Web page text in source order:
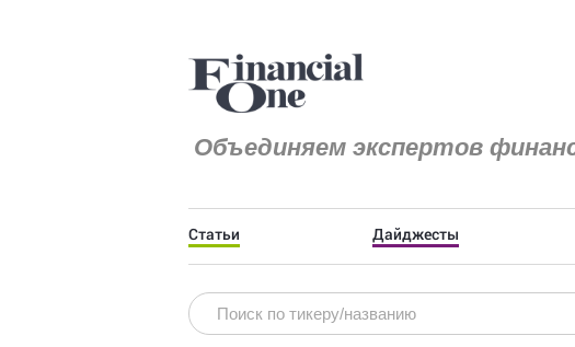
Объединяем экспертов
Статьи Дайджесты